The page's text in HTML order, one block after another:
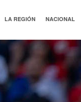
LA REGIÓN NACIONAL